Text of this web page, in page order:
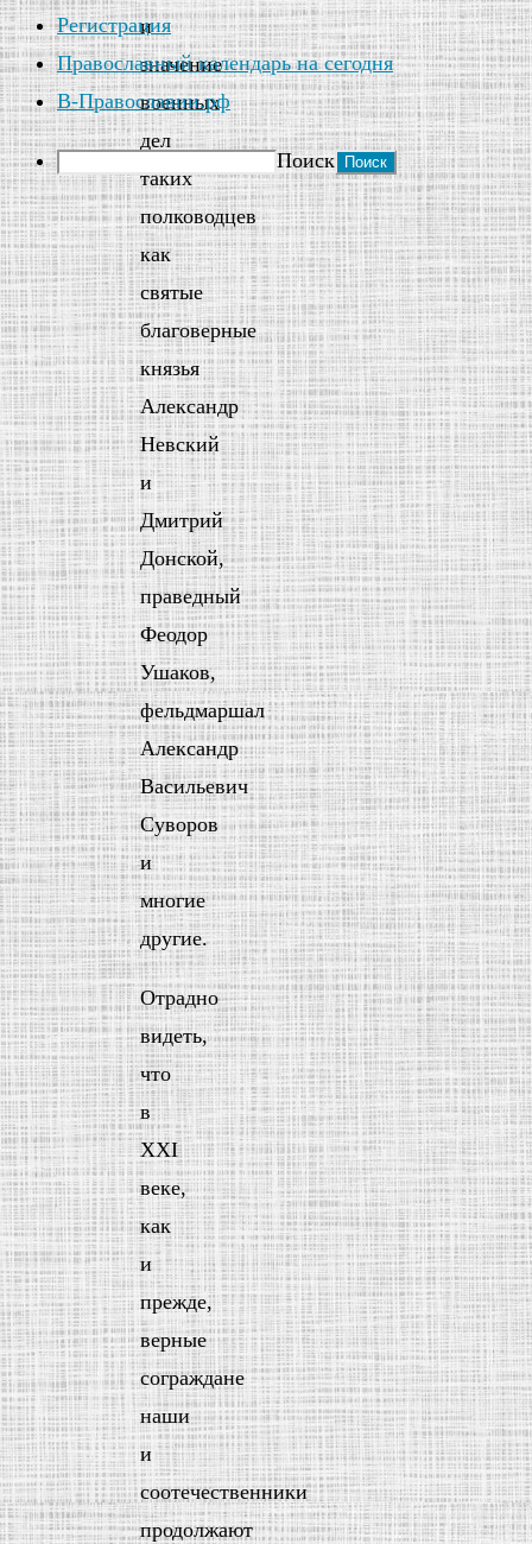
и
значение
военных
дел
таких
полководцев
как
святые
благоверные
князья
Александр
Невский
и
Дмитрий
Донской,
праведный
Феодор
Ушаков,
фельдмаршал
Александр
Васильевич
Суворов
и
многие
другие.
Отрадно
видеть,
что
в
XXI
веке,
как
и
прежде,
верные
сограждане
наши
и
соотечественники
продолжают
Регистрация
Православный календарь на сегодня
В-Православии.рф
Поиск